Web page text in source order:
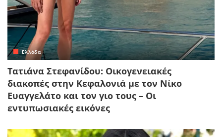
Ελλάδα
Τατιάνα Στεφανίδου: Οικογενειακές
διακοπές στην Κεφαλονιά με τον Νίκο
Ευαγγελάτο και τον γιο τους – Οι
εντυπωσιακές εικόνες